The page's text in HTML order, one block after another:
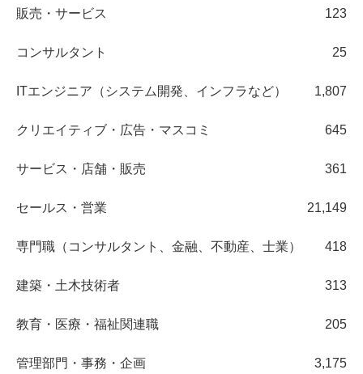
販売・サービス 123
コンサルタント 25
ITエンジニア（システム開発、インフラなど） 1,807
クリエイティブ・広告・マスコミ 645
サービス・店舗・販売 361
セールス・営業 21,149
専門職（コンサルタント、金融、不動産、士業） 418
建築・土木技術者 313
教育・医療・福祉関連職 205
管理部門・事務・企画 3,175